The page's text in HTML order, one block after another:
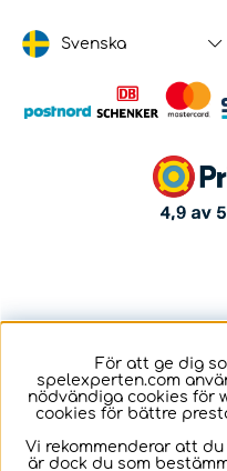
Svenska
För att ge dig
spelexperten.com
nödvändiga cookies för
cookies för bättre
Vi rekommenderar att
är dock du som